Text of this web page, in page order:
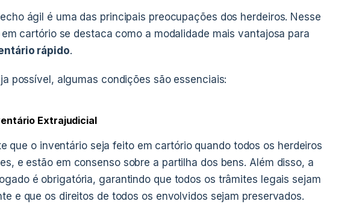
ágil é uma das principais preocupações dos herdeiros. Nesse
cartório se destaca como a modalidade mais vantajosa para
rápido.
possível, algumas condições são essenciais:
Extrajudicial
que o inventário seja feito em cartório quando todos os herdeiros
e estão em consenso sobre a partilha dos bens. Além disso, a
é obrigatória, garantindo que todos os trâmites legais sejam
e que os direitos de todos os envolvidos sejam preservados.